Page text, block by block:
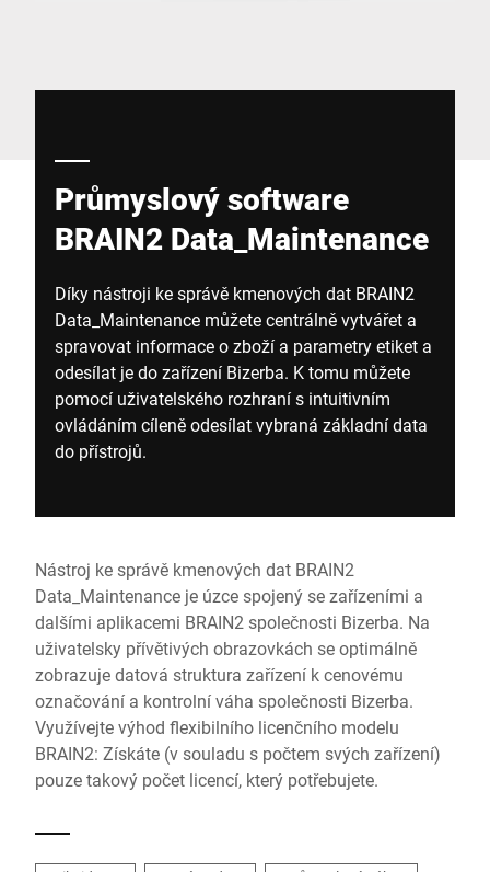
Průmyslový software
BRAIN2 Data_Maintenance
Díky nástroji ke správě kmenových dat BRAIN2
Data_Maintenance můžete centrálně vytvářet a
spravovat informace o zboží a parametry etiket a
odesílat je do zařízení Bizerba. K tomu můžete
pomocí uživatelského rozhraní s intuitivním
ovládáním cíleně odesílat vybraná základní data
do přístrojů.
Nástroj ke správě kmenových dat BRAIN2
Data_Maintenance je úzce spojený se zařízeními a
dalšími aplikacemi BRAIN2 společnosti Bizerba. Na
uživatelsky přívětivých obrazovkách se optimálně
zobrazuje datová struktura zařízení k cenovému
označování a kontrolní váha společnosti Bizerba.
Využívejte výhod flexibilního licenčního modelu
BRAIN2: Získáte (v souladu s počtem svých zařízení)
pouze takový počet licencí, který potřebujete.